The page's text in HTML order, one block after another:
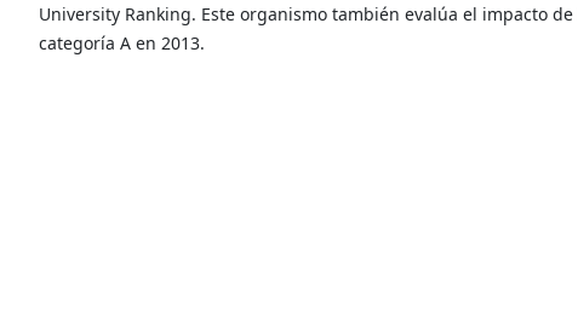
University Ranking. Este organismo también evalúa el impacto
categoría A en 2013.